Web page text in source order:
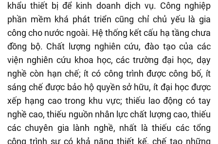
khẩu thiết bị để kinh doanh dịch vụ. Công nghiệp
phần mềm khá phát triển cũng chỉ chủ yếu là gia
công cho nước ngoài. Hệ thống kết cấu hạ tầng chưa
đồng bộ. Chất lượng nghiên cứu, đào tạo của các
viện nghiên cứu khoa học, các trường đại học, dạy
nghề còn hạn chế; ít có công trình được công bố, ít
sáng chế được bảo hộ quyền sở hữu, ít đại học được
xếp hạng cao trong khu vực; thiếu lao động có tay
nghề cao, thiếu nguồn nhân lực chất lượng cao, thiếu
các chuyên gia lành nghề, nhất là thiếu các tổng
công trình sư có khả năng thiết kế, chế tạo những